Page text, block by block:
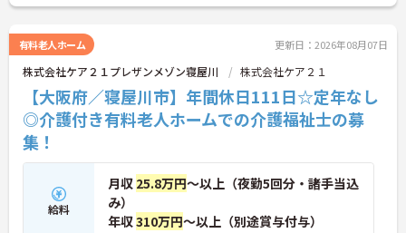
有料老人ホーム 更新日：2026年08月07日
株式会社ケア２１プレザンメゾン寝屋川 株式会社ケア２１
【大阪府／寝屋川市】年間休日111日☆定年なし
◎介護付き有料老人ホームでの介護福祉士の募
集！
給料
月収 25.8万円～以上（夜勤5回分・諸手当込
み）
年収310万円～以上（別途賞与付与）